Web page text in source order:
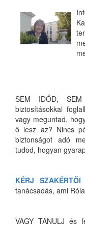
SEM IDŐD, SEM
biztosításokkal
vagy meguntad,
ő lesz az? Nincs
biztonságot adó
tudod, hogyan
KÉRJ SZAKÉRTŐI
tanácsadás, ami
VAGY TANULJ és